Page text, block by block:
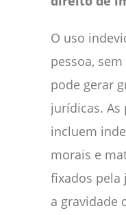
O uso
pessoa,
pode gerar
jurídicas. As
incluem
morais e
fixados pela
a gravidade